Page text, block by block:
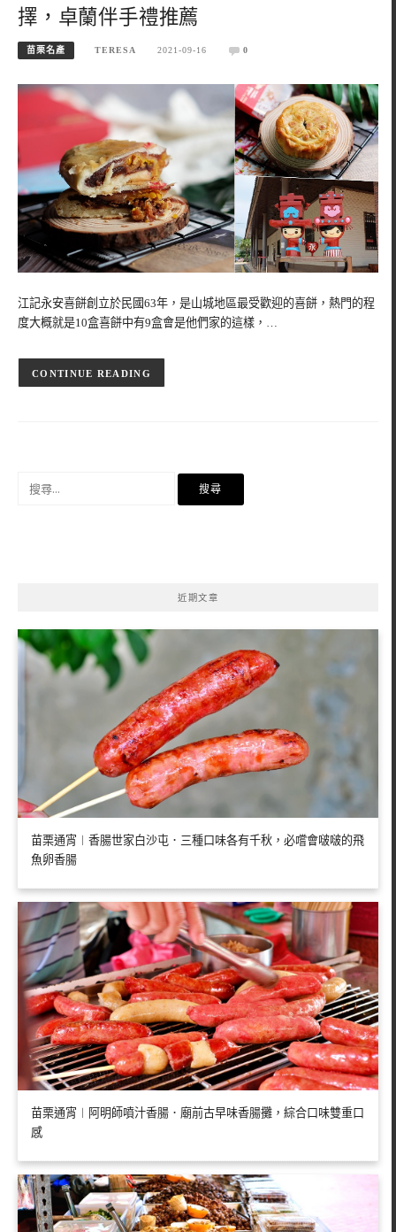
擇，卓蘭伴手禮推薦
苗栗名產 TERESA 2021-09-16 0
江記永安喜餅創立於民國63年，是山城地區最受歡迎的喜餅，熱門的程
度大概就是10盒喜餅中有9盒會是他們家的這樣，…
CONTINUE READING
近期文章
苗栗通宵︱香腸世家白沙屯．三種口味各有千秋，必嚐會啵啵的飛
魚卵香腸
苗栗通宵︱阿明師噴汁香腸．廟前古早味香腸攤，綜合口味雙重口
感